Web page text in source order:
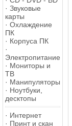
· Звуковые
карты
· Охлаждение
ПК
· Корпуса ПК
·
Электропитание
· Мониторы и
ТВ
· Манипуляторы
· Ноутбуки,
десктопы
· Интернет
· Принт и скан